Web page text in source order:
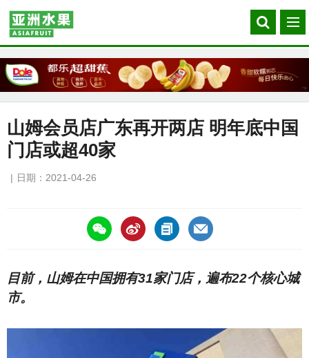
Search
our
菜
单
山姆会员店广东再开两店 明年底中国
门店或超40家
日期：2021-04-26
https://asiafruitchina.net/20695.html
目前，山姆在中国拥有31家门店，遍布22个核心城
市。